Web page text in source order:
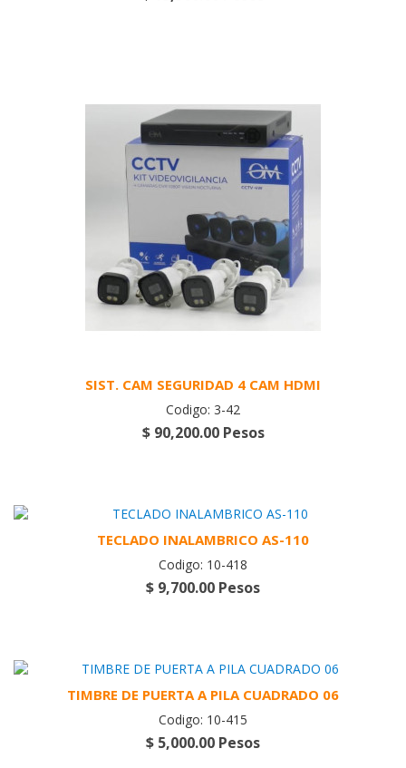
SIST. CAM SEGURIDAD 4 CAM HDMI
Codigo: 3-42
$ 90,200.00 Pesos
TECLADO INALAMBRICO AS-110
Codigo: 10-418
$ 9,700.00 Pesos
TIMBRE DE PUERTA A PILA CUADRADO 06
Codigo: 10-415
$ 5,000.00 Pesos